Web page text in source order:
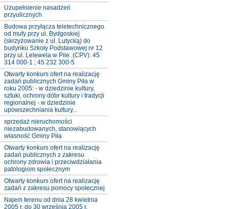
Uzupełnienie nasadzeń
przyulicznych
Budowa przyłącza teletechnicznego
od mufy przy ul. Bydgoskiej
(skrzyżowanie z ul. Lutycką) do
budynku Szkoły Podstawowej nr 12
przy ul. Lelewela w Pile. (CPV): 45
314 000-1 ; 45 232 300-5
Otwarty konkurs ofert na realizację
zadań publicznych Gminy Piła w
roku 2005: - w dziedzinie kultury,
sztuki, ochrony dóbr kultury i tradycji
regionalnej - w dziedzinie
upowszechniania kultury...
sprzedaż nieruchomości
niezabudowanych, stanowiących
własność Gminy Piła
Otwarty konkurs ofert na realizację
zadań publicznych z zakresu
ochrony zdrowia i przeciwdziałania
patologiom społecznym
Otwarty konkurs ofert na realizację
zadań z zakresu pomocy społecznej
Najem terenu od dnia 28 kwietnia
2005 r. do 30 września 2005 r.